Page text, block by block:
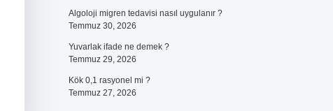
Algoloji migren tedavisi nasıl uygulanır ?
Temmuz 30, 2026
Yuvarlak ifade ne demek ?
Temmuz 29, 2026
Kök 0,1 rasyonel mi ?
Temmuz 27, 2026